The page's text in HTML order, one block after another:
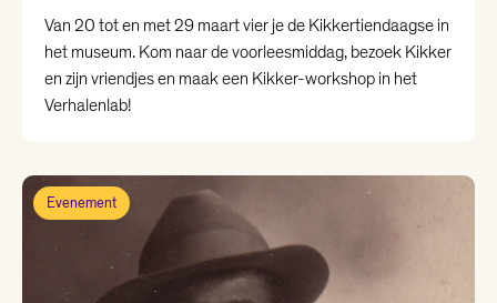
Van 20 tot en met 29 maart vier je de Kikkertiendaagse in
het museum. Kom naar de voorleesmiddag, bezoek Kikker
en zijn vriendjes en maak een Kikker-workshop in het
Verhalenlab!
Evenement